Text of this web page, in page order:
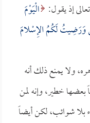
إذ يقول: الْيَوْمَ
وَرَضِيتُ لَكُمُ الإِسْلامَ
ولا يمنع ذلك أنه
خطير، وإنه لمن
بلا شوائب، لكن أيضاً